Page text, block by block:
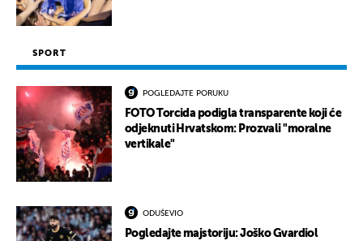
SPORT
POGLEDAJTE PORUKU
FOTO Torcida podigla transparente koji će
odjeknuti Hrvatskom: Prozvali "moralne
vertikale"
ODUŠEVIO
Pogledajte majstoriju: Joško Gvardiol